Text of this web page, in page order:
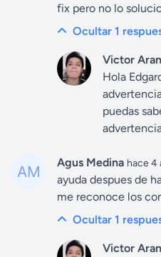
fix pero no lo
Ocultar 1
Victor
Hola
puedas
Agus Medina hace 4
ayuda despues de
me reconoce los
Ocultar 1
Victor